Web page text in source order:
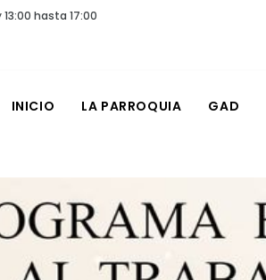
hasta 17:00
INICIO LA PARROQUIA GAD